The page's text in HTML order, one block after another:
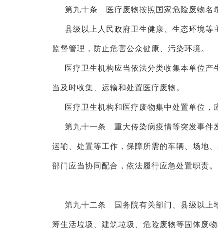
第九十条 医疗废物按照国家危险废物名
县级以上人民政府卫生健康、生态环境
监督管理，防止危害公众健康、污染环境。
医疗卫生机构应当依法分类收集本单位
当及时收集、运输和处置医疗废物。
医疗卫生机构和医疗废物集中处置单位
第九十一条 重大传染病疫情等突发事件
运输、处置等工作，保障所需的车辆、场地
部门应当协同配合，依法履行应急处置职责。
第九十二条 国务院有关部门、县级以上
筹生活垃圾、建筑垃圾、危险废物等固体废